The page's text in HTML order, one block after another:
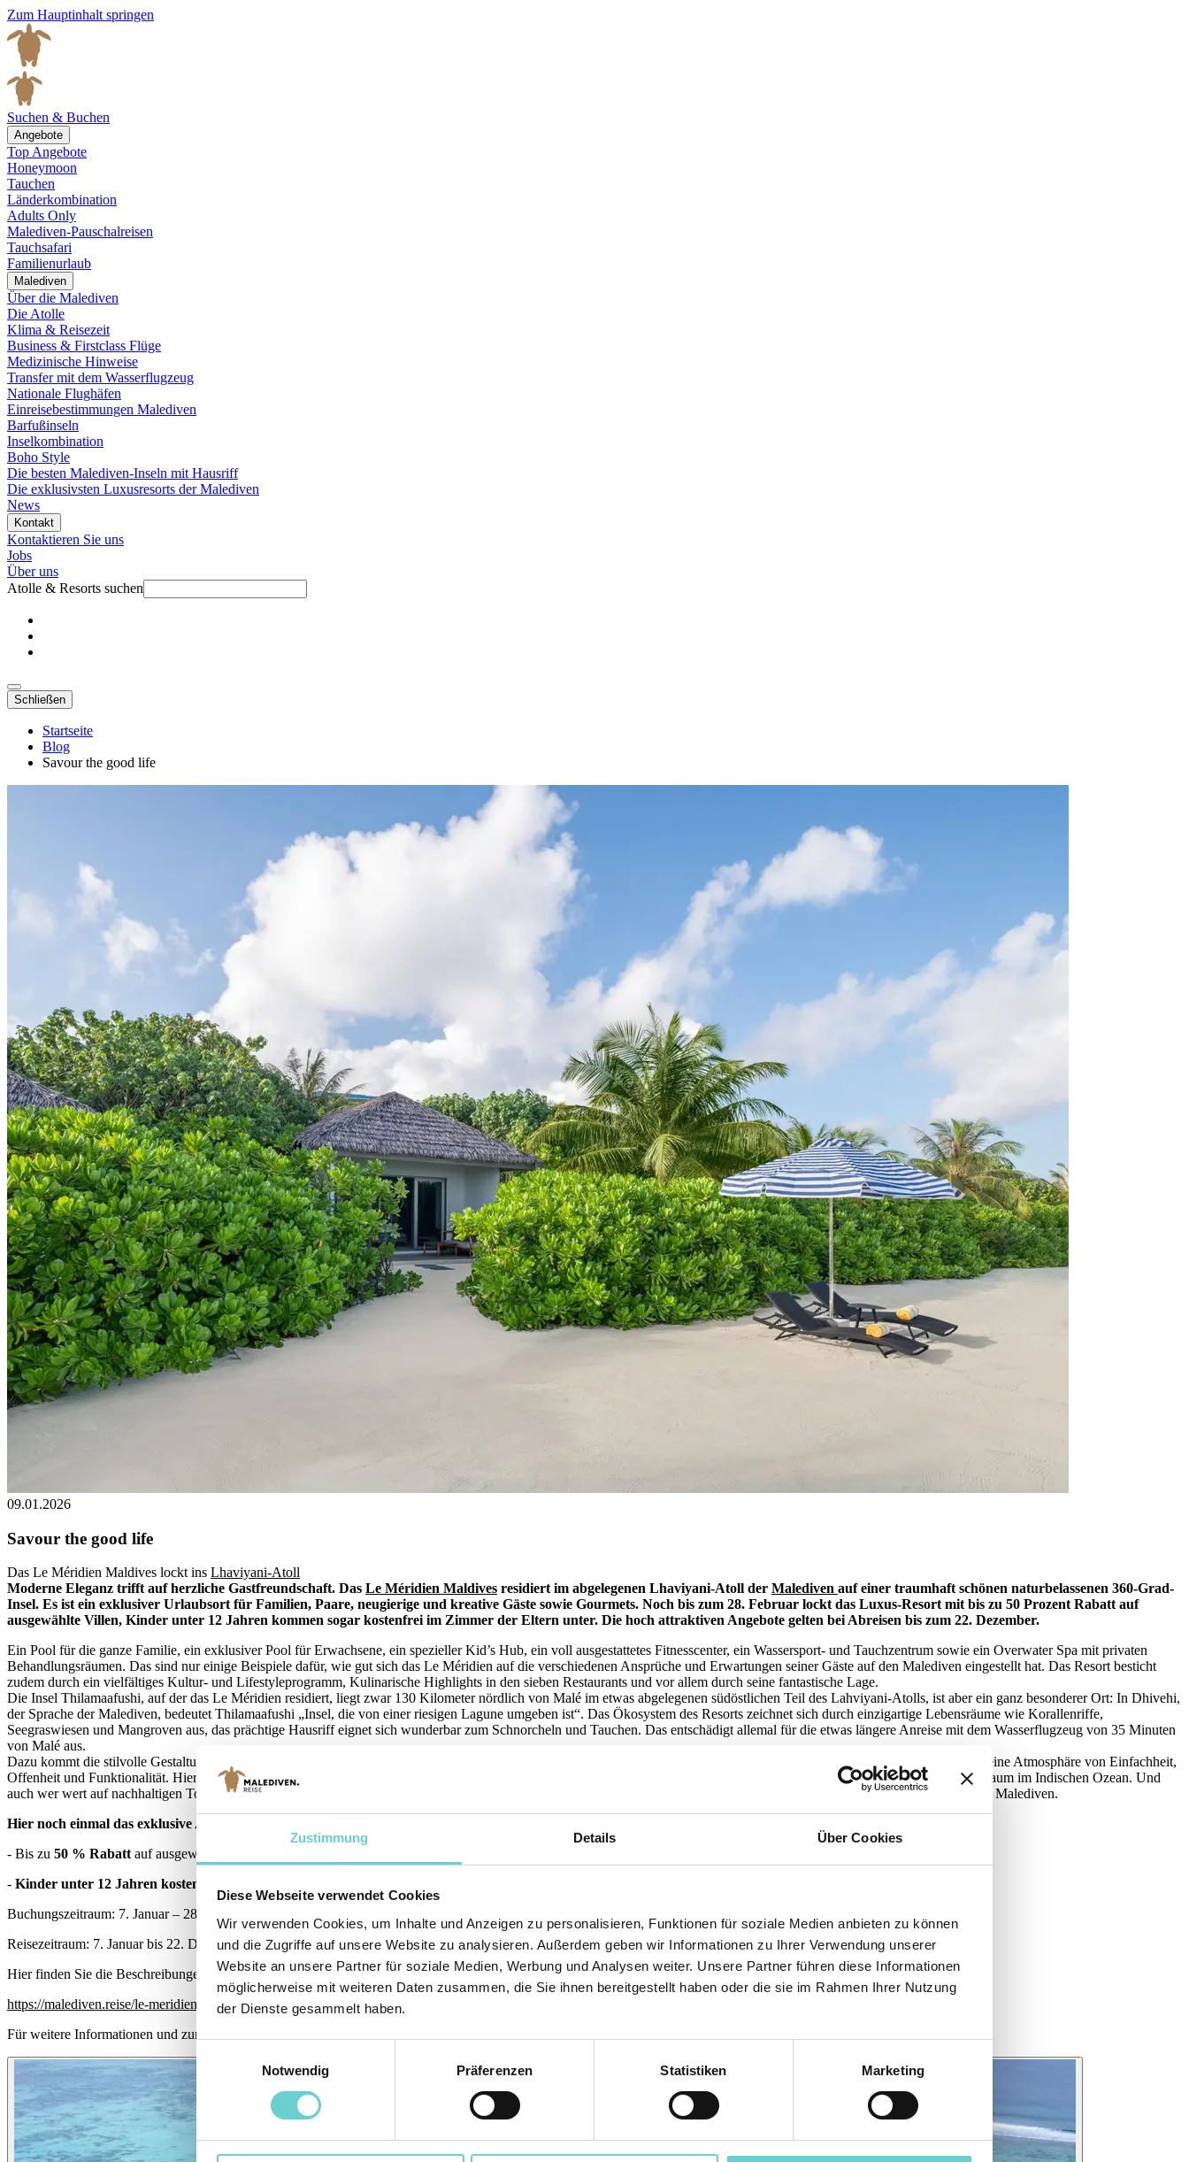
Zustimmung Details Über Cookies
Diese Webseite verwendet Cookies
Wir verwenden Cookies, um Inhalte und Anzeigen zu personalisieren, Funktionen für soziale Medien anbieten zu können
und die Zugriffe auf unsere Website zu analysieren. Außerdem geben wir Informationen zu Ihrer Verwendung unserer
Website an unsere Partner für soziale Medien, Werbung und Analysen weiter. Unsere Partner führen diese Informationen
möglicherweise mit weiteren Daten zusammen, die Sie ihnen bereitgestellt haben oder die sie im Rahmen Ihrer Nutzung
der Dienste gesammelt haben.
Notwendig
Präferenzen Statistiken Marketing
Zum Hauptinhalt springen
Suchen & Buchen
Angebote
Top Angebote
Honeymoon
Tauchen
Länderkombination
Adults Only
Malediven-Pauschalreisen
Tauchsafari
Familienurlaub
Malediven
Über die Malediven
Die Atolle
Klima & Reisezeit
Business & Firstclass Flüge
Medizinische Hinweise
Transfer mit dem Wasserflugzeug
Nationale Flughäfen
Einreisebestimmungen Malediven
Barfußinseln
Inselkombination
Boho Style
Die besten Malediven-Inseln mit Hausriff
Die exklusivsten Luxusresorts der Malediven
News
Kontakt
Kontaktieren Sie uns
Jobs
Über uns
Atolle & Resorts suchen
Schließen
Startseite
Blog
Savour the good life
09.01.2026
Savour the good life
Das Le Méridien Maldives lockt ins Lhaviyani-Atoll
Moderne Eleganz trifft auf herzliche Gastfreundschaft. Das Le Méridien Maldives residiert im abgelegenen Lhaviyani-Atoll der Malediven auf einer traumhaft schönen naturbelassenen 360-Grad-
Insel. Es ist ein exklusiver Urlaubsort für Familien, Paare, neugierige und kreative Gäste sowie Gourmets. Noch bis zum 28. Februar lockt das Luxus-Resort mit bis zu 50 Prozent Rabatt auf
ausgewählte Villen, Kinder unter 12 Jahren kommen sogar kostenfrei im Zimmer der Eltern unter. Die hoch attraktiven Angebote gelten bei Abreisen bis zum 22. Dezember.
Ein Pool für die ganze Familie, ein exklusiver Pool für Erwachsene, ein spezieller Kid’s Hub, ein voll ausgestattetes Fitnesscenter, ein Wassersport- und Tauchzentrum sowie ein Overwater Spa mit privaten
Behandlungsräumen. Das sind nur einige Beispiele dafür, wie gut sich das Le Méridien auf die verschiedenen Ansprüche und Erwartungen seiner Gäste auf den Malediven eingestellt hat. Das Resort besticht
zudem durch ein vielfältiges Kultur- und Lifestyleprogramm, Kulinarische Highlights in den sieben Restaurants und vor allem durch seine fantastische Lage.
Die Insel Thilamaafushi, auf der das Le Méridien residiert, liegt zwar 130 Kilometer nördlich von Malé im etwas abgelegenen südöstlichen Teil des Lahviyani-Atolls, ist aber ein ganz besonderer Ort: In Dhivehi,
der Sprache der Malediven, bedeutet Thilamaafushi „Insel, die von einer riesigen Lagune umgeben ist“. Das Ökosystem des Resorts zeichnet sich durch einzigartige Lebensräume wie Korallenriffe,
Seegraswiesen und Mangroven aus, das prächtige Hausriff eignet sich wunderbar zum Schnorcheln und Tauchen. Das entschädigt allemal für die etwas längere Anreise mit dem Wasserflugzeug von 35 Minuten
von Malé aus.
Dazu kommt die stilvolle Gestaltung der Villen und öffentlichen Einrichtungen des Resorts: Klare Linien, eine zurückhaltende Farbpalette und nachhaltige Materialien schaffen eine Atmosphäre von Einfachheit,
Offenheit und Funktionalität. Hier feiert die Midcentury-Ästhetik des 20. Jahrhunderts, die heute wieder so beliebt ist, eine stilvolle Allianz mit dem prächtigen tropischen Naturraum im Indischen Ozean. Und
auch wer wert auf nachhaltigen Tourismus legt, ist hier richtig: Viele Lebensmittel des Resorts kommen aus dem eigenen Anbau in einer der größten hydroponischen Farmen der Malediven.
Hier noch einmal das exklusive Angebot des Le Méridien Maldives:
- Bis zu 50 % Rabattauf ausgewählte Villen
- Kinder unter 12 Jahren kostenfrei
Buchungszeitraum: 7. Januar – 28. Februar 2026
Reisezeitraum: 7. Januar bis 22. Dezember 2026
Hier finden Sie die Beschreibungen der Villen des Le Méridien:
https://malediven.reise/le-meridien-maldives-resort-spa/wohnen
Für weitere Informationen und zur Reservierung schreiben Sie uns gerne an: